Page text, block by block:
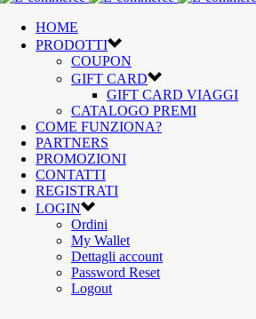
HOME
PRODOTTI
COUPON
GIFT CARD
GIFT CARD VIAGGI
CATALOGO PREMI
COME FUNZIONA?
PARTNERS
PROMOZIONI
CONTATTI
REGISTRATI
LOGIN
Ordini
My Wallet
Dettagli account
Password Reset
Logout